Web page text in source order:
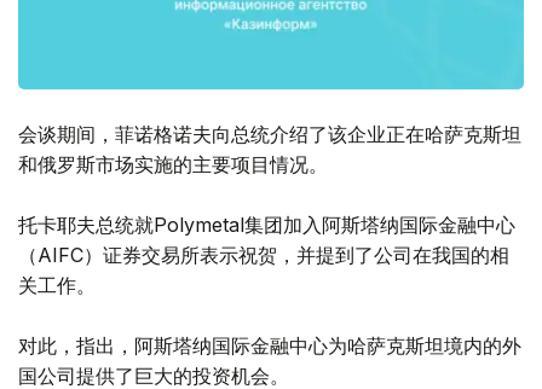
会谈期间，菲诺格诺夫向总统介绍了该企业正在哈萨克斯坦
和俄罗斯市场实施的主要项目情况。
托卡耶夫总统就Polymetal集团加入阿斯塔纳国际金融中心
（AIFC）证券交易所表示祝贺，并提到了公司在我国的相
关工作。
对此，指出，阿斯塔纳国际金融中心为哈萨克斯坦境内的外
国公司提供了巨大的投资机会。